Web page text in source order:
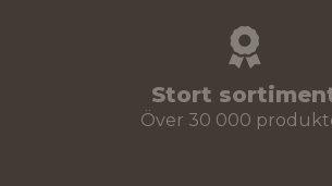
Stort
Över 30 000